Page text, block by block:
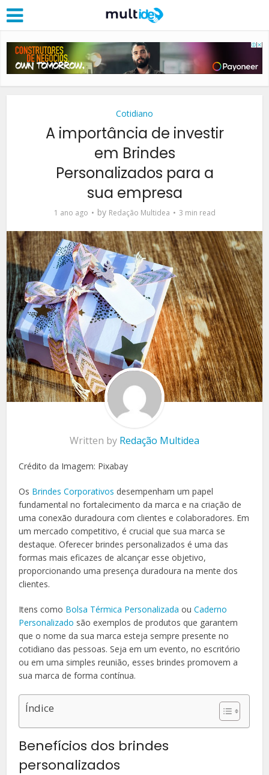
Cotidiano
A importância de investir
em Brindes
Personalizados para a
sua empresa
1 ano ago by Redação Multidea 3 min read
Written by Redação Multidea
Crédito da Imagem: Pixabay
Os Brindes Corporativos desempenham um papel
fundamental no fortalecimento da marca e na criação de
uma conexão duradoura com clientes e colaboradores. Em
um mercado competitivo, é crucial que sua marca se
destaque. Oferecer brindes personalizados é uma das
formas mais eficazes de alcançar esse objetivo,
proporcionando uma presença duradoura na mente dos
clientes.
Itens como Bolsa Térmica Personalizada ouCaderno
Personalizado são exemplos de produtos que garantem
que o nome da sua marca esteja sempre presente no
cotidiano das pessoas. Seja em um evento, no escritório
ou em uma simples reunião, esses brindes promovem a
sua marca de forma contínua.
Índice
Benefícios dos brindes
personalizados